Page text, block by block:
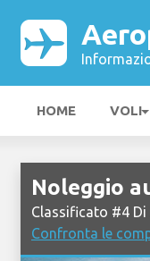
HOME VOLI
Noleggio
Classificato #4 Di
Confronta le